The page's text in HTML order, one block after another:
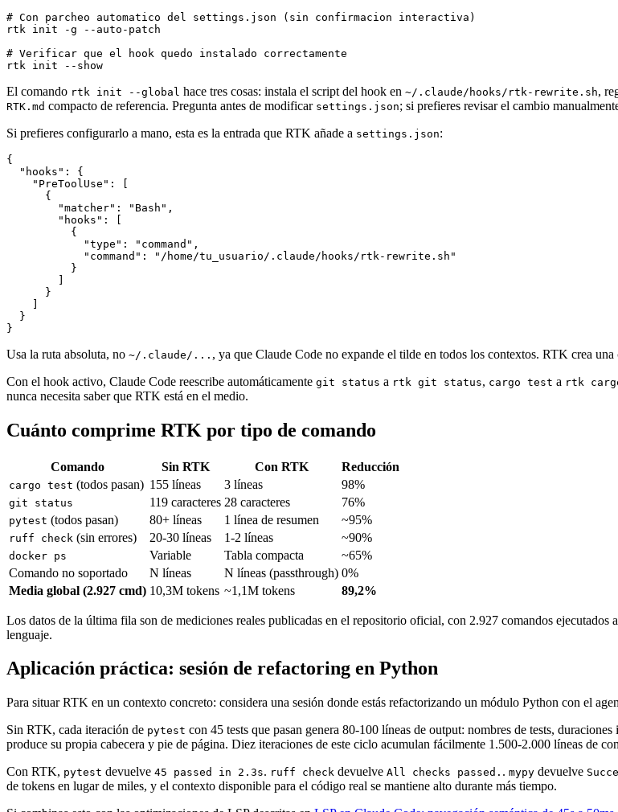
# Con parcheo automatico del settings.json (sin confirmacion interactiva)
rtk init -g --auto-patch
# Verificar que el hook quedo instalado correctamente
rtk init --show
El comando rtk init --global hace tres cosas: instala el script del hook en ~/.claude/hooks/rtk-rewrite.sh,
RTK.md compacto de referencia. Pregunta antes de modificar settings.json; si prefieres revisar el cambio
Si prefieres configurarlo a mano, esta es la entrada que RTK añade a settings.json:
{
  "hooks": {
    "PreToolUse": [
      {
        "matcher": "Bash",
        "hooks": [
          {
            "type": "command",
            "command": "/home/tu_usuario/.claude/hooks/rtk-rewrite.sh"
          }
        ]
      }
    ]
  }
}
Usa la ruta absoluta, no ~/.claude/... , ya que Claude Code no expande el tilde en todos los contextos. RTK crea una
Con el hook activo, Claude Code reescribe automáticamente git status a rtk git status, cargo test a rtk
nunca necesita saber que RTK está en el medio.
Cuánto comprime RTK por tipo de comando
Comando Sin RTK Con RTK Reducción
cargo test (todos pasan) 155 líneas 3 líneas 98%
git status 119 caracteres 28 caracteres 76%
pytest (todos pasan) 80+ líneas 1 línea de resumen ~95%
ruff check (sin errores) 20-30 líneas 1-2 líneas ~90%
docker ps Variable Tabla compacta
~65%
Comando no soportado
N líneas N líneas (passthrough) 0%
Media global (2.927 cmd) 10,3M tokens ~1,1M tokens 89,2%
Los datos de la última fila son de mediciones reales publicadas en el repositorio oficial, con 2.927 comandos
lenguaje.
Aplicación práctica: sesión de refactoring en Python
Para situar RTK en un contexto concreto: considera una sesión donde estás refactorizando un módulo Python con el
Sin RTK, cada iteración de pytest con 45 tests que pasan genera 80-100 líneas de output: nombres de tests,
produce su propia cabecera y pie de página. Diez iteraciones de este ciclo acumulan fácilmente 1.500-2.000 líneas de
Con RTK, pytest devuelve 45 passed in 2.3s. ruff check devuelve All checks passed. . mypy devuelve
de tokens en lugar de miles, y el contexto disponible para el código real se mantiene alto durante más tiempo.